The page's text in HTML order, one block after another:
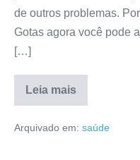
de outros problemas.
Gotas agora você pode
[…]
Leia mais
Revitalizzare
Gotas
Arquivado em: saúde